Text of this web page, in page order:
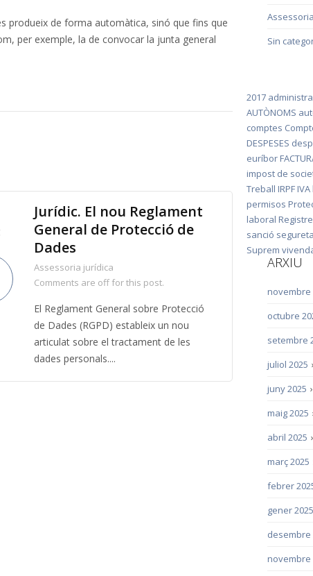
produeix de forma automàtica, sinó que fins que
per exemple, la de convocar la junta general
Jurídic. El nou Reglament
General de Protecció de
Dades
Assessoria jurídica
Comments are off for this post.
El Reglament General sobre Protecció
de Dades (RGPD) estableix un nou
articulat sobre el tractament de les
dades personals....
Sin
2017
AUTÒNOMS
comptes
DESPESES
euríbor
impost de
Treball IRPF IVA
permisos
laboral
sanció
Suprem
ARXIU
novembre
octubre
setembre
›
juliol 2025
›
juny 2025
maig 2025
›
abril 2025
març 2025
febrer
gener 2025
desembre
novembre